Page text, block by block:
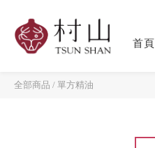
首頁
全部商品 / 單方精油